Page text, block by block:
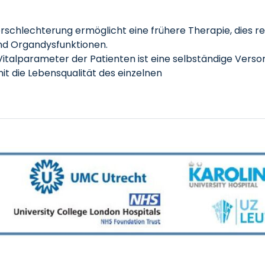
ermöglicht eine frühere Therapie, dies
Organdysfunktionen.
der Patienten ist eine selbständige
die Lebensqualität des einzelnen